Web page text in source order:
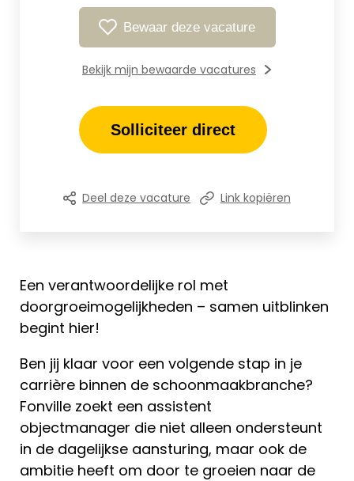
Een verantwoordelijke rol met
doorgroeimogelijkheden – samen uitblinken
begint hier!
Ben jij klaar voor een volgende stap in je
carrière binnen de schoonmaakbranche?
Fonville zoekt een assistent
objectmanager die niet alleen ondersteunt
in de dagelijkse aansturing, maar ook de
ambitie heeft om door te groeien naar de
Bewaar deze vacature
Bekijk mijn bewaarde vacatures
Solliciteer direct
Deel deze vacature Link kopiëren